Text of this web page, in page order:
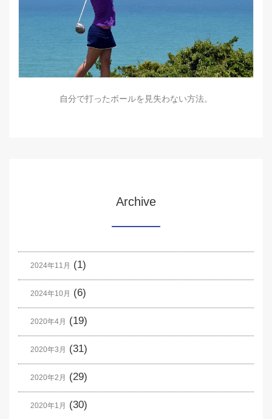
自分で打ったボールを見失わない方法。
Archive
2024年11月 (1)
2024年10月 (6)
2020年4月 (19)
2020年3月 (31)
2020年2月 (29)
2020年1月 (30)